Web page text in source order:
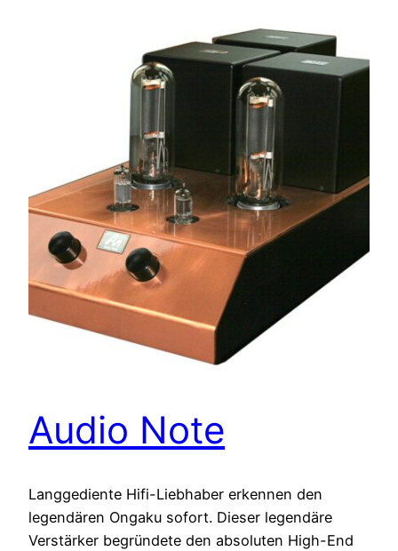
Audio Note
Langgediente Hifi-Liebhaber erkennen den
legendären Ongaku sofort. Dieser legendäre
Verstärker begründete den absoluten High-End